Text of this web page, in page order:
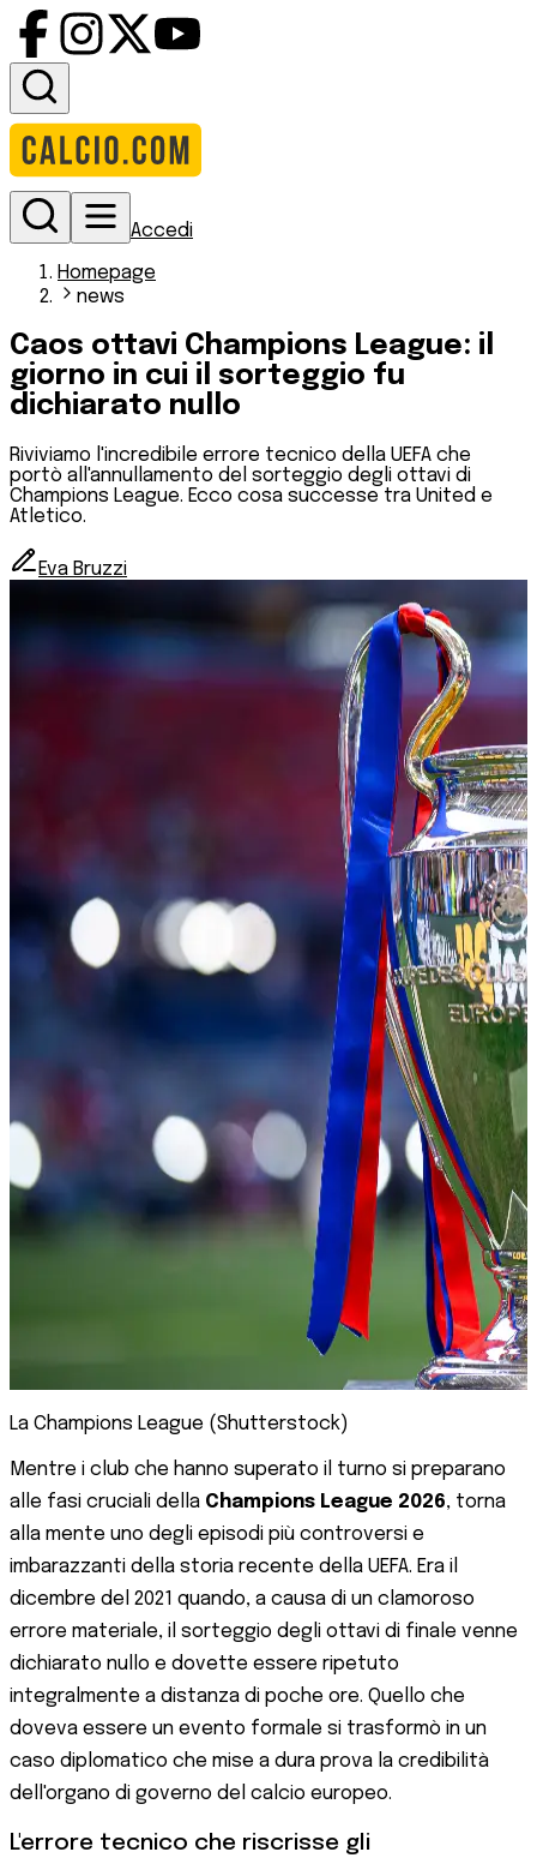
Accedi
Homepage
news
Caos ottavi Champions League: il
giorno in cui il sorteggio fu
dichiarato nullo
Riviviamo l'incredibile errore tecnico della UEFA che
portò all'annullamento del sorteggio degli ottavi di
Champions League. Ecco cosa successe tra United e
Atletico.
Eva Bruzzi
La Champions League (Shutterstock)
Mentre i club che hanno superato il turno si preparano
alle fasi cruciali della Champions League 2026, torna
alla mente uno degli episodi più controversi e
imbarazzanti della storia recente della UEFA. Era il
dicembre del 2021 quando, a causa di un clamoroso
errore materiale, il sorteggio degli ottavi di finale venne
dichiarato nullo e dovette essere ripetuto
integralmente a distanza di poche ore. Quello che
doveva essere un evento formale si trasformò in un
caso diplomatico che mise a dura prova la credibilità
dell'organo di governo del calcio europeo.
L'errore tecnico che riscrisse gli